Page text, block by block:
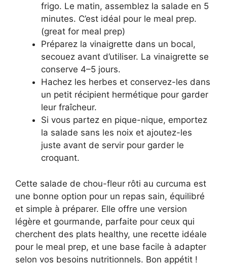
frigo. Le matin, assemblez la salade en 5
minutes. C’est idéal pour le meal prep.
(great for meal prep)
Préparez la vinaigrette dans un bocal,
secouez avant d’utiliser. La vinaigrette se
conserve 4–5 jours.
Hachez les herbes et conservez-les dans
un petit récipient hermétique pour garder
leur fraîcheur.
Si vous partez en pique-nique, emportez
la salade sans les noix et ajoutez-les
juste avant de servir pour garder le
croquant.
Cette salade de chou-fleur rôti au curcuma est
une bonne option pour un repas sain, équilibré
et simple à préparer. Elle offre une version
légère et gourmande, parfaite pour ceux qui
cherchent des plats healthy, une recette idéale
pour le meal prep, et une base facile à adapter
selon vos besoins nutritionnels. Bon appétit !